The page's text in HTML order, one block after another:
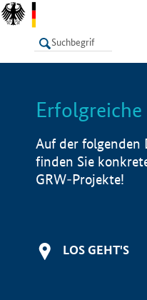
LISTE
Auf der folgenden
finden Sie
GRW-Projekte!
LOS GEHT'S